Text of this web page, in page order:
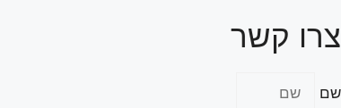
צרו קשר
שם